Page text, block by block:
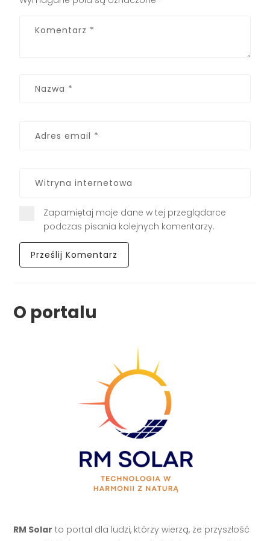
Zapamiętaj moje dane w tej przeglądarce
podczas pisania kolejnych komentarzy.
O portalu
RM Solar to portal dla ludzi, którzy wierzą, że przyszłość